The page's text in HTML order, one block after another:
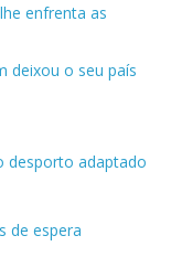
enfrenta as
deixou o seu país
desporto adaptado
de espera